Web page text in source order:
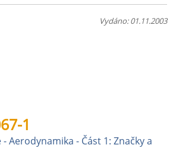
Vydáno: 01.11.2003
1
Aerodynamika - Část 1: Značky a